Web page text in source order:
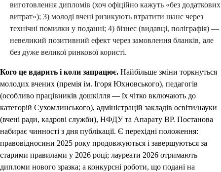
виготовлення дипломів (хоч офіційно кажуть «без додаткових
витрат»); 3) молоді вчені ризикують втратити шанс через
технічні помилки у поданні; 4) бізнес (видавці, поліграфія) —
невеликий позитивний ефект через замовлення бланків, але
без дуже великої ринкової користі.
Кого це вдарить і коли запрацює. Найбільше зміни торкнуться
молодих вчених (премія ім. Ігоря Юхновського), педагогів
(особливо працівників дошкілля — їх чітко включають до
категорій Сухомлинського), адміністрацій закладів освіти/науки
(вчені ради, кадрові служби), НФДУ та Апарату ВР. Постанова
набирає чинності з дня публікації. Є перехідні положення:
правовідносини 2025 року продовжуються і завершуються за
старими правилами у 2026 році; лауреати 2026 отримають
дипломи нового зразка; а конкурсні роботи, що подані на